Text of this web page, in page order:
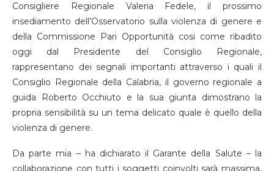
Consigliere Regionale Valeria Fedele, il prossimo
insediamento dell’Osservatorio sulla violenza di genere e
della Commissione Pari Opportunità cosi come ribadito
oggi dal Presidente del Consiglio Regionale,
rappresentano dei segnali importanti attraverso i quali il
Consiglio Regionale della Calabria, il governo regionale a
guida Roberto Occhiuto e la sua giunta dimostrano la
propria sensibilità su un tema delicato quale è quello della
violenza di genere.
Da parte mia – ha dichiarato il Garante della Salute – la
collaborazione con tutti i soggetti coinvolti sarà massima,